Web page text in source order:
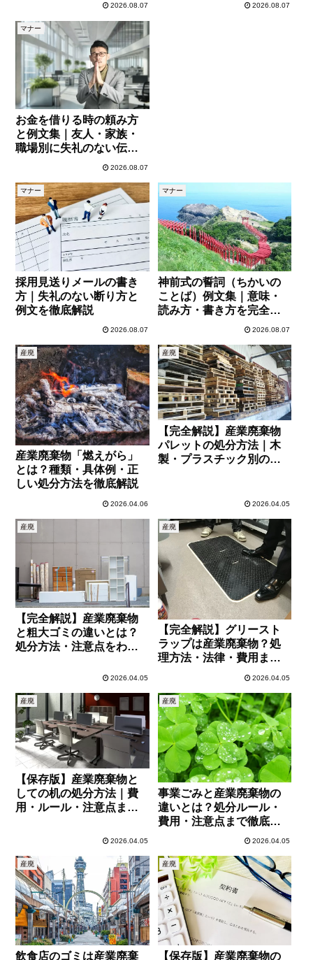
2026.08.07 2026.08.07
マナー
お金を借りる時の頼み方
と例文集｜友人・家族・
職場別に失礼のない伝え
2026.08.07
マナー
採用見送りメールの書き
方｜失礼のない断り方と
例文を徹底解説
2026.08.07
マナー
神前式の誓詞（ちかいの
ことば）例文集｜意味・
読み方・書き方を完全解
2026.08.07
産廃
産業廃棄物「燃えがら」
とは？種類・具体例・正
しい処分方法を徹底解説
2026.04.06
産廃
【完全解説】産業廃棄物
パレットの処分方法｜木
製・プラスチック別のル
2026.04.05
産廃
【完全解説】産業廃棄物
と粗大ゴミの違いとは？
処分方法・注意点をわか
2026.04.05
産廃
【完全解説】グリースト
ラップは産業廃棄物？処
理方法・法律・費用まで
わかりやすく解説
2026.04.05
産廃
【保存版】産業廃棄物と
しての机の処分方法｜費
用・ルール・注意点まで
2026.04.05
産廃
事業ごみと産業廃棄物の
違いとは？処分ルール・
費用・注意点まで徹底解
2026.04.05
産廃
飲食店のゴミは産業廃棄
産廃
【保存版】産業廃棄物の